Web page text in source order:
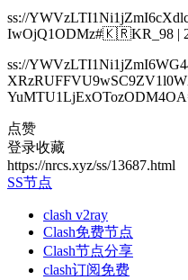
ss://
IwOjQ1ODMz#🇰🇷KR_98 |
ss://
点赞
登录收藏
https://nrcs.xyz/ss/13687.html
SS节点
clash v2ray
Clash免费节点
Clash节点分享
clash订阅免费